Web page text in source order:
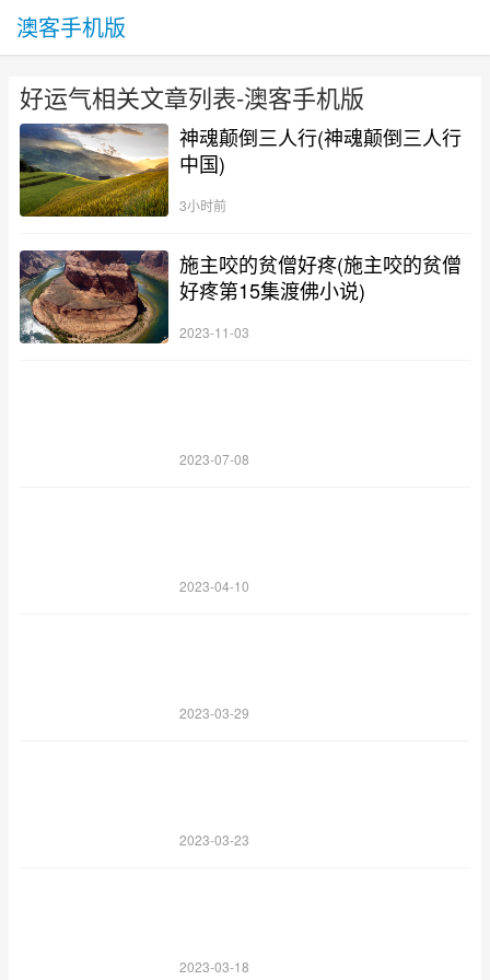
澳客手机版
好运气相关文章列表-澳客手机版
神魂颠倒三人行(神魂颠倒三人行
中国)
3小时前
施主咬的贫僧好疼(施主咬的贫僧
好疼第15集渡佛小说)
2023-11-03
2023-07-08
2023-04-10
2023-03-29
2023-03-23
2023-03-18